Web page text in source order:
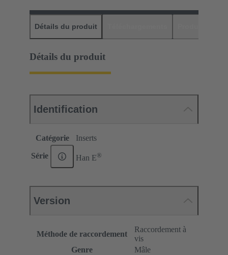
Détails du produit
Détails du produit
Identification
Catégorie Inserts
Série Han E®
Version
Méthode de raccordement
Raccordement à
vis
Genre
Mâle